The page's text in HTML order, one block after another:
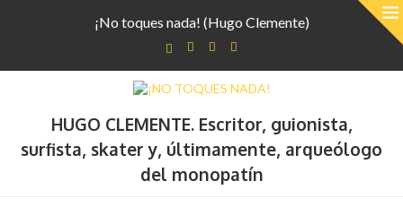
¡No toques nada! (Hugo Clemente)
HUGO CLEMENTE. Escritor, guionista,
surfista, skater y, últimamente, arqueólogo
del monopatín